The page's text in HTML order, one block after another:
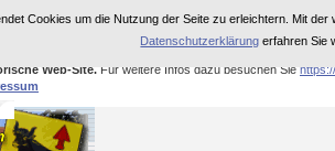
Cookies um die Nutzung der Seite zu erleichtern. Mit
Datenschutzerklärung erfahren Sie
Web-Site. Für weitere Infos dazu besuchen Sie